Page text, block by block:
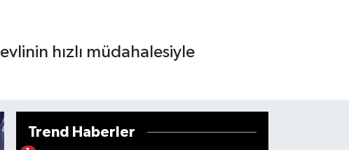
hızlı müdahalesiyle
Trend Haberler